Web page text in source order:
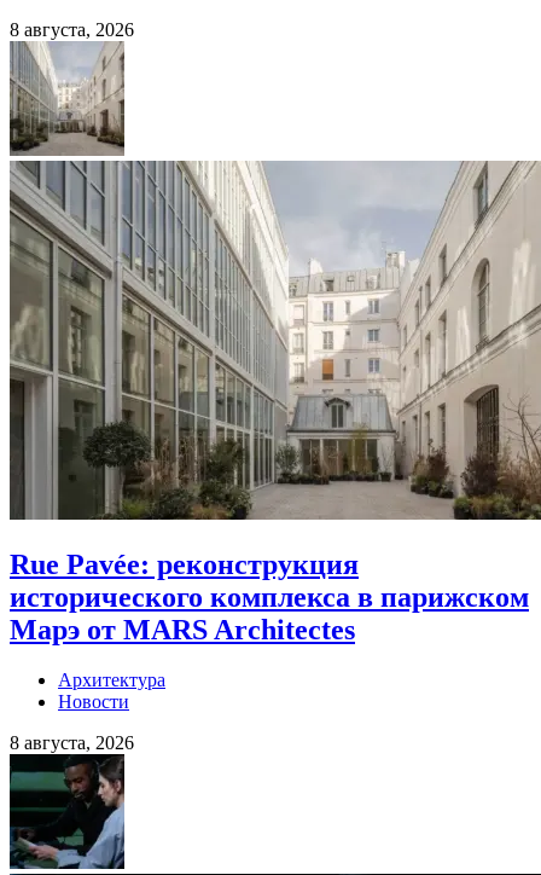
8 августа, 2026
Rue Pavée: реконструкция
исторического комплекса в парижском
Марэ от MARS Architectes
Архитектура
Новости
8 августа, 2026